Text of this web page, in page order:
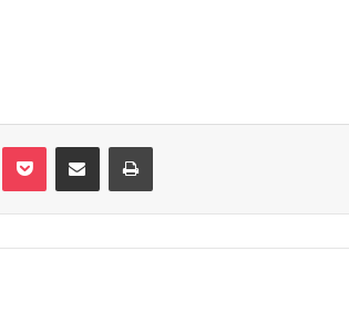
Pocket E-Posta ile paylaş Yazdır